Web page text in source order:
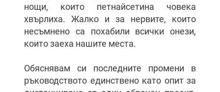
нощи, които петнайсетина човека
хвърлиха. Жалко и за нервите, които
несъмнено са похабили всички онези,
които заеха нашите места.
Обяснявам си последните промени в
ръководството единствено като опит за